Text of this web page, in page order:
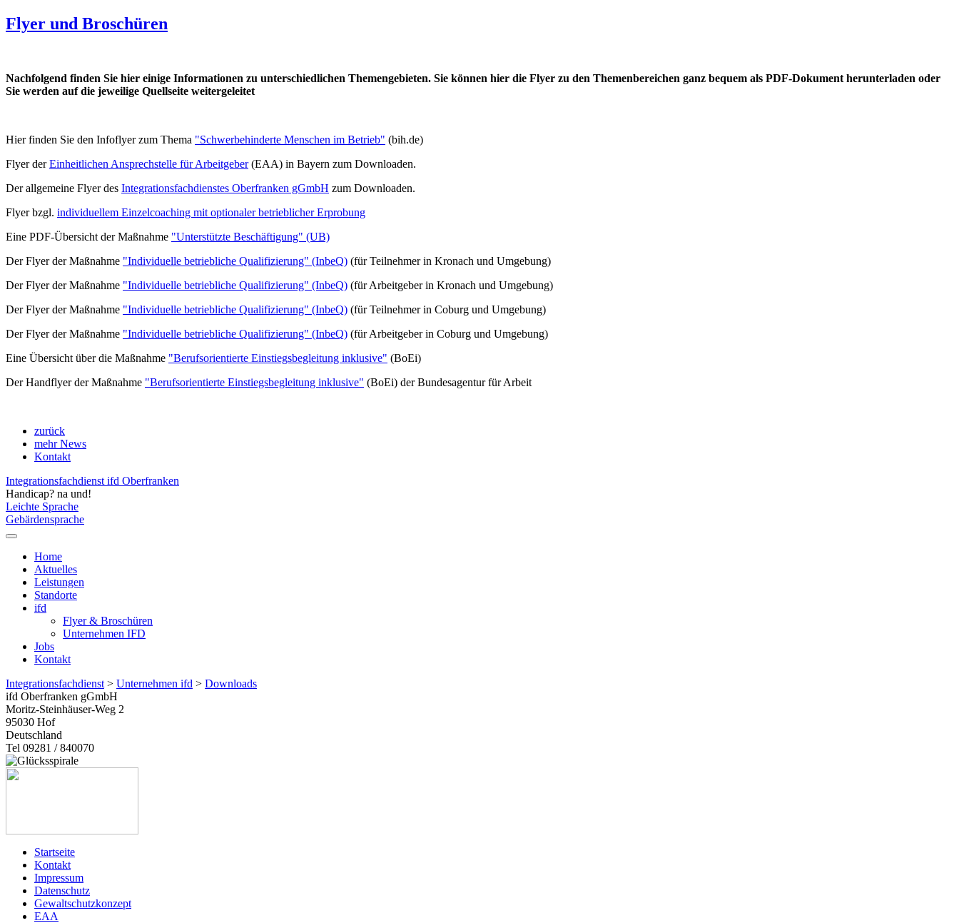
Flyer und Broschüren
Nachfolgend finden Sie hier einige Informationen zu unterschiedlichen Themengebieten. Sie können hier die Flyer zu den Themenbereichen ganz bequem als PDF-Dokument herunterladen oder
Sie werden auf die jeweilige Quellseite weitergeleitet
Hier finden Sie den Infoflyer zum Thema "Schwerbehinderte Menschen im Betrieb" (bih.de)
Flyer derEinheitlichen Ansprechstelle für Arbeitgeber(EAA) in Bayern zum Downloaden.
Der allgemeine Flyer des Integrationsfachdienstes Oberfranken gGmbH zum Downloaden.
Flyer bzgl. individuellem Einzelcoaching mit optionaler betrieblicher Erprobung
Eine PDF-Übersicht der Maßnahme "Unterstützte Beschäftigung" (UB)
Der Flyer der Maßnahme "Individuelle betriebliche Qualifizierung" (InbeQ) (für Teilnehmer in Kronach und Umgebung)
Der Flyer der Maßnahme "Individuelle betriebliche Qualifizierung" (InbeQ) (für Arbeitgeber in Kronach und Umgebung)
Der Flyer der Maßnahme "Individuelle betriebliche Qualifizierung" (InbeQ) (für Teilnehmer in Coburg und Umgebung)
Der Flyer der Maßnahme "Individuelle betriebliche Qualifizierung" (InbeQ) (für Arbeitgeber in Coburg und Umgebung)
Eine Übersicht über die Maßnahme "Berufsorientierte Einstiegsbegleitung inklusive" (BoEi)
Der Handflyer der Maßnahme "Berufsorientierte Einstiegsbegleitung inklusive" (BoEi) der Bundesagentur für Arbeit
zurück
mehr News
Kontakt
Integrationsfachdienst ifd Oberfranken
Handicap? na und!
Leichte Sprache
Gebärdensprache
Home
Aktuelles
Leistungen
Standorte
ifd
Flyer & Broschüren
Unternehmen IFD
Jobs
Kontakt
Integrationsfachdienst > Unternehmen ifd > Downloads
ifd Oberfranken gGmbH
Moritz-Steinhäuser-Weg 2
95030 Hof
Deutschland
Tel 09281 / 840070
Startseite
Kontakt
Impressum
Datenschutz
Gewaltschutzkonzept
EAA